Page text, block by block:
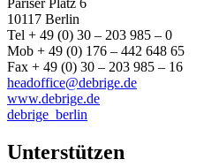
Pariser Platz 6
10117 Berlin
Tel + 49 (0) 30 – 203 985 – 0
Mob + 49 (0) 176 – 442 648 65
Fax + 49 (0) 30 – 203 985 – 16
headoffice@debrige.de
www.debrige.de
debrige_berlin
Unterstützen